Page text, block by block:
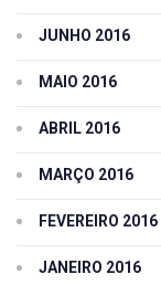
JUNHO 2016
MAIO 2016
ABRIL 2016
MARÇO 2016
FEVEREIRO 2016
JANEIRO 2016